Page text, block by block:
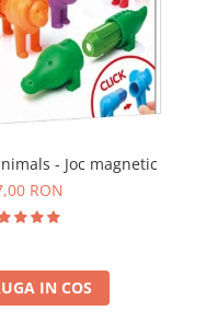
- Joc magnetic
RON
IN COS